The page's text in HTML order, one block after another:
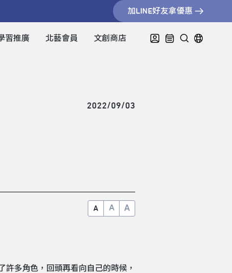
加LINE好友拿優惠
習推廣 北藝會員 文創商店
2022/09/03
A A A
許多角色，回頭再看向自己的時候，